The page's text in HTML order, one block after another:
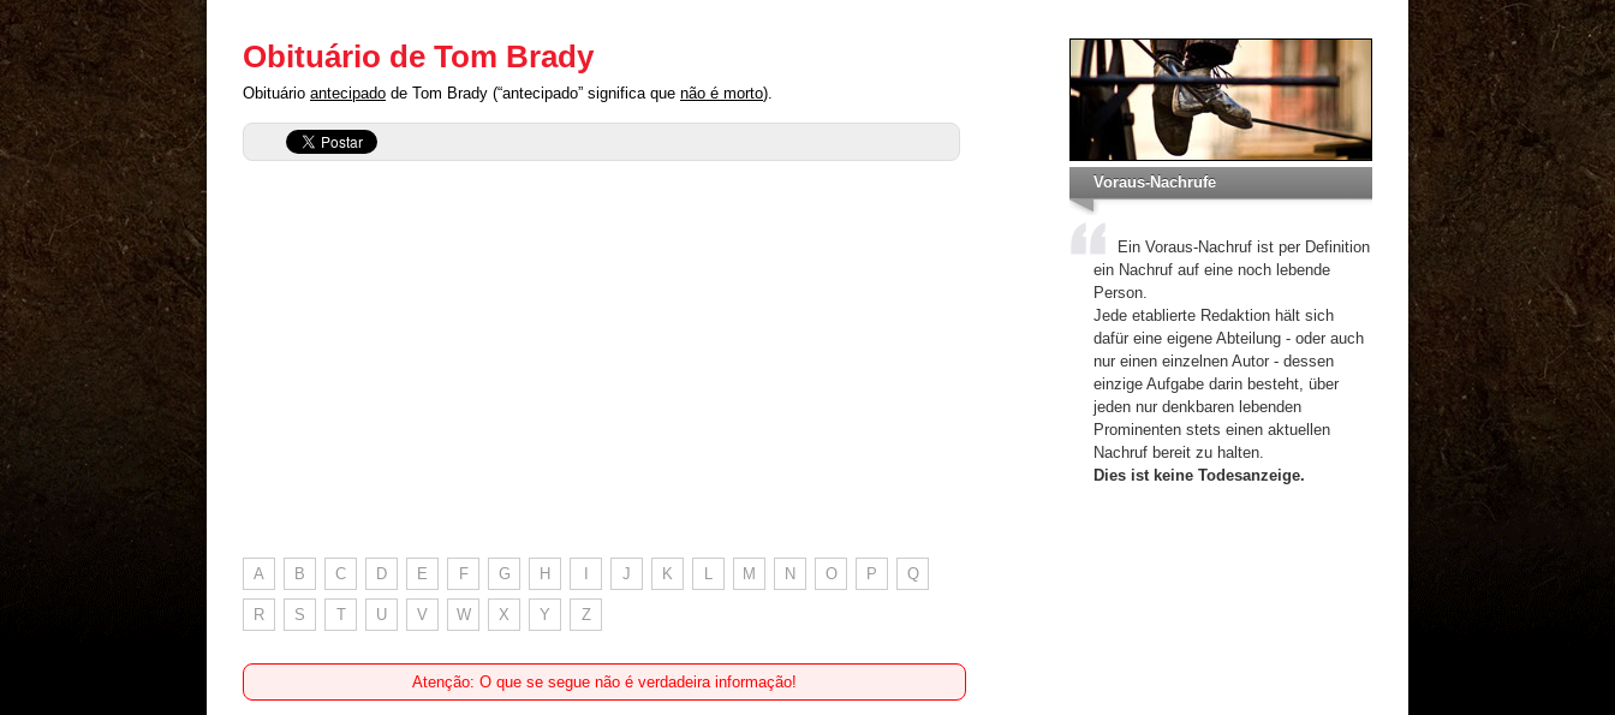
Obituário de Tom Brady
Obituário antecipado de Tom Brady (“antecipado” significa que não é morto).
A B C D E F G H J K L M N O P Q
R S T U V W X Y Z
Atenção: O que se segue não é verdadeira informação!
Voraus-Nachrufe
Ein Voraus-Nachruf ist per Definition
ein Nachruf auf eine noch lebende
Person.
Jede etablierte Redaktion hält sich
dafür eine eigene Abteilung - oder auch
nur einen einzelnen Autor - dessen
einzige Aufgabe darin besteht, über
jeden nur denkbaren lebenden
Prominenten stets einen aktuellen
Nachruf bereit zu halten.
Dies ist keine Todesanzeige.